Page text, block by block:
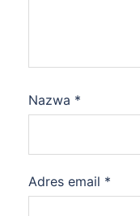
Nazwa *
Adres email *